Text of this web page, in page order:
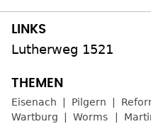
Lutherweg 1521
Eisenach Pilgern
Wartburg
Worms